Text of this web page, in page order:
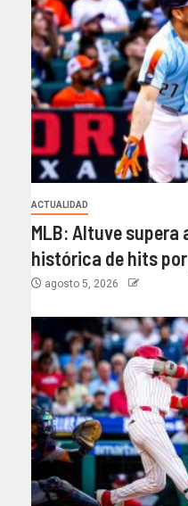
ACTUALIDAD
MLB: Altuve supera
histórica de hits
agosto 5, 2026